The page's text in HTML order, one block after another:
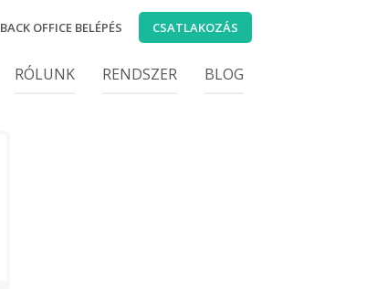
BACK OFFICE BELÉPÉS CSATLAKOZÁS
RÓLUNK RENDSZER BLOG